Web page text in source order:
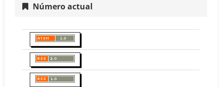
Número actual